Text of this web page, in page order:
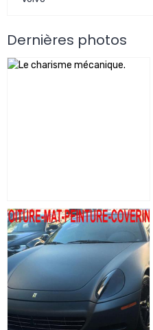
Dernières photos